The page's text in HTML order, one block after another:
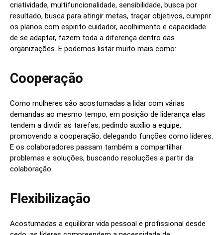
criatividade, multifuncionalidade, sensibilidade, busca por
resultado, busca para atingir metas, traçar objetivos, cumprir
os planos com espirito cuidador, acolhimento e capacidade
de se adaptar, fazem toda a diferença dentro das
organizações. E podemos listar muito mais como:
Cooperação
Como mulheres são acostumadas a lidar com várias
demandas ao mesmo tempo, em posição de liderança elas
tendem a dividir as tarefas, pedindo auxílio a equipe,
promovendo a cooperação, delegando funções como líderes.
E os colaboradores passam também a compartilhar
problemas e soluções, buscando resoluções a partir da
colaboração.
Flexibilização
Acostumadas a equilibrar vida pessoal e profissional desde